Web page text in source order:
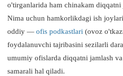
o'tirganlarida ham chinakam
Nima uchun hamkorlikdagi ish
oddiy — ofis podkastlari (ovoz
foydalanuvchi tajribasini sezilarli
umumiy ofislarda diqqatni jamlash
samarali hal qiladi.